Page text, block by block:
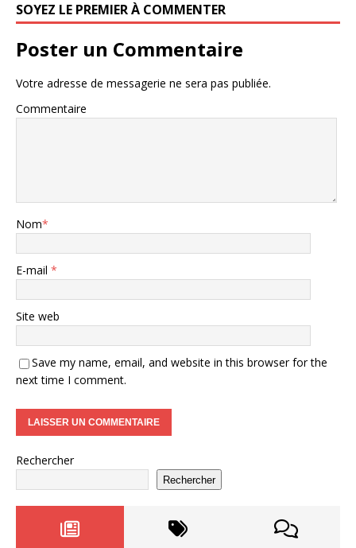
SOYEZ LE PREMIER À COMMENTER
Poster un Commentaire
Votre adresse de messagerie ne sera pas publiée.
Commentaire
Nom*
E-mail *
Site web
Save my name, email, and website in this browser for the
next time I comment.
Rechercher
Rechercher